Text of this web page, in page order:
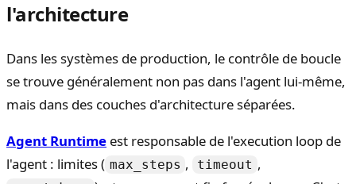
l'architecture
Dans les systèmes de production, le contrôle de boucle
se trouve généralement non pas dans l'agent lui-même,
mais dans des couches d'architecture séparées.
Agent Runtime est responsable de l'execution loop de
l'agent : limites ( max_steps , timeout ,